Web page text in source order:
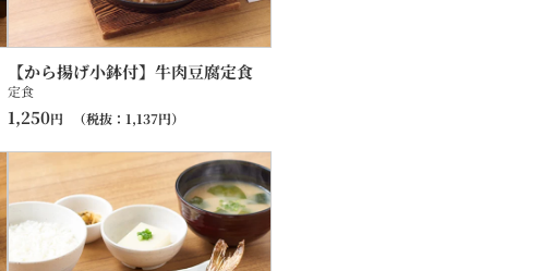
【から揚げ小鉢付】牛肉豆腐定食
定食
1,250円 （税抜： 1,137円）